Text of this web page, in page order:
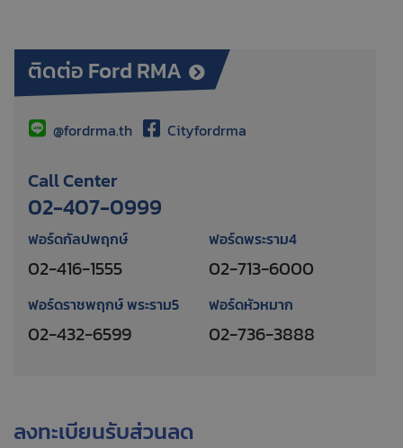
ติดต่อ Ford RMA
@fordrma.th Cityfordrma
Call Center
02-407-0999
ฟอร์ดกัลปพฤกษ์
02-416-1555
ฟอร์ดพระราม4
02-713-6000
ฟอร์ดราชพฤกษ์ พระราม5
02-432-6599
ฟอร์ดหัวหมาก
02-736-3888
ลงทะเบียนรับส่วนลด